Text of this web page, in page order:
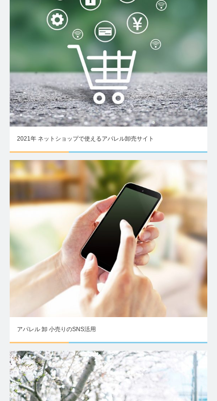
2021年 ネットショップで使えるアパレル卸売サイト
アパレル 卸 小売りのSNS活用